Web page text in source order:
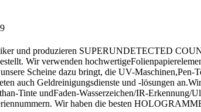
und produzieren SUPERUNDETECTED
Wir verwenden
Scheine dazu bringt, die UV-
auch Geldreinigungsdienste und -lösungen
Tinte undFaden-Wasserzeichen/IR-Erkennung/
Wir haben die besten